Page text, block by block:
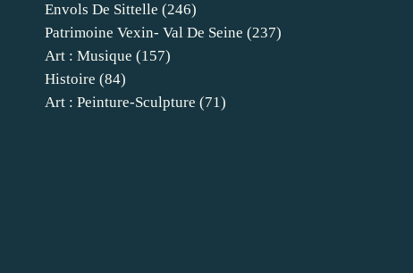
Envols De Sittelle (246)
Patrimoine Vexin- Val De Seine (237)
Art : Musique (157)
Histoire (84)
Art : Peinture-Sculpture (71)